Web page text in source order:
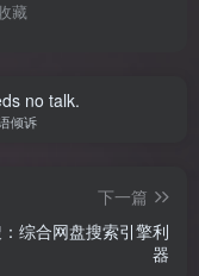
藏
no talk.
倾诉
下一篇
综合网盘搜索引擎利
器